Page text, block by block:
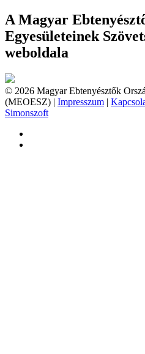
A Magyar
Egyesületeinek
weboldala
© 2026 Magyar Ebtenyésztők
(MEOESZ) | Impresszum |
Simonszoft